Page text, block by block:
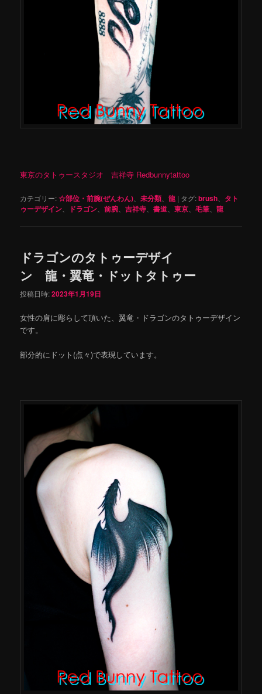
東京のタトゥースタジオ 吉祥寺 Redbunnytattoo
カテゴリー:☆部位・前腕(ぜんわん) 、未分類 、龍 | タグ:brush
タト
ゥーデザイン
ドラゴン 、前腕 、吉祥寺 、書道 、東京 、毛筆 、龍
ドラゴンのタトゥーデザイ
ン 龍・翼竜・ドットタトゥー
投稿日時:2023年1月19日
女性の肩に彫らして頂いた、翼竜・ドラゴンのタトゥーデザイン
です。
部分的にドット(点々)で表現しています。